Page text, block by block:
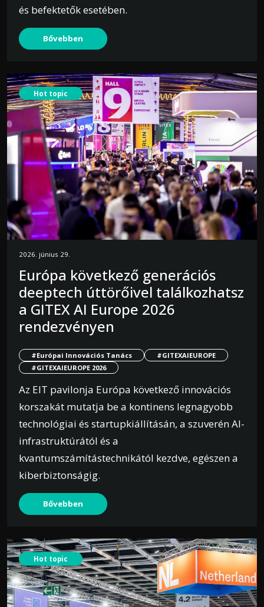
és befektetők esetében.
Bővebben
Hot topic
2026. június 29.
Európa következő generációs
deeptech úttörőivel találkozhatsz
a GITEX AI Europe 2026
rendezvényen
#Európai Innovációs Tanács
#GITEXAIEUROPE
#GITEXAIEUROPE 2026
Az EIT pavilonja Európa következő innovációs
korszakát mutatja be a kontinens legnagyobb
technológiai és startupkiállításán, a szuverén AI-
infrastruktúrától és a
kvantumszámítástechnikától kezdve, egészen a
kiberbiztonságig.
Bővebben
Hot topic